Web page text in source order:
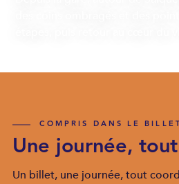
COMPRIS DANS LE
Une journée,
Un billet, une journée, tout